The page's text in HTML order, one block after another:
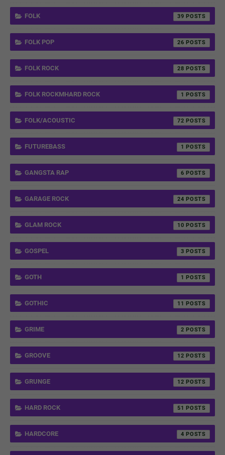
FOLK 39
FOLK POP 26
FOLK ROCK 28
FOLK ROCKMHARD ROCK 1
FOLK/ACOUSTIC 72
FUTUREBASS 1
GANGSTA RAP 6
GARAGE ROCK 24
GLAM ROCK 10
GOSPEL 3
GOTH 1
GOTHIC 11
GRIME 2
GROOVE 12
GRUNGE 12
HARD ROCK 51
HARDCORE 4